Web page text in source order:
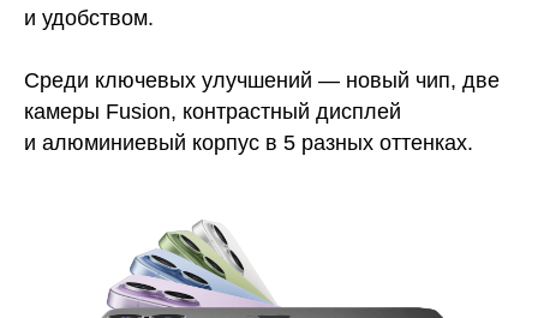
и удобством.
Среди ключевых улучшений — новый чип, две
камеры Fusion, контрастный дисплей
и алюминиевый корпус в 5 разных оттенках.